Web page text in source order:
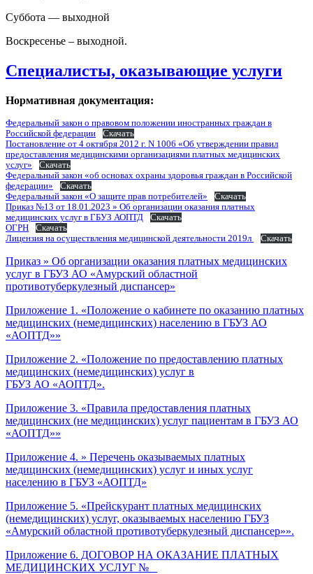
Суббота — выходной
Воскресенье – выходной.
Специалисты, оказывающие услуги
Нормативная документация:
Федеральный закон о правовом положении иностранных граждан в
Российской федерации
Скачать
Постановление от 4 октября 2012 г. N 1006 «Об утверждении правил
предоставления медицинскими организациями платных медицинских
услуг»
Скачать
Федеральный закон «об основах охраны здоровья граждан в Российской
федерации»
Скачать
Федеральный закон «О защите прав потребителей»
Скачать
Приказ №13 от 18.01.2023 » Об организации оказания платных
медицинских услуг в ГБУЗ АОПТД
Скачать
ОГРН
Скачать
Лицензия на осуществления медицинской деятельности 2019л
Скачать
Приказ » Об организации оказания платных медицинских
услуг в ГБУЗ АО «Амурский областной
противотуберкулезный диспансер»
Приложение 1. «Положение о кабинете по оказанию платных
медицинских (немедицинских) населению в ГБУЗ АО
«АОПТД»»
Приложение 2. «Положение по предоставлению платных
медицинских (немедицинских) услуг в
ГБУЗ АО «АОПТД».
Приложение 3. «Правила предоставления платных
медицинских (не медицинских) услуг пациентам в ГБУЗ АО
«АОПТД»»
Приложение 4. » Перечень оказываемых платных
медицинских (немедицинских) услуг и иных услуг
населению в ГБУЗ «АОПТД»
Приложение 5. «Прейскурант платных медицинских
(немедицинских) услуг, оказываемых населению ГБУЗ
«Амурский областной противотуберкулезный диспансер»».
Приложение 6. ДОГОВОР НА ОКАЗАНИЕ ПЛАТНЫХ
МЕДИЦИНСКИХ УСЛУГ №